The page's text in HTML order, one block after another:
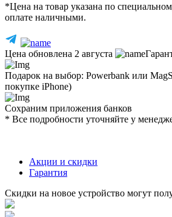
*Цена на товар указана по
оплате наличными.
Цена обновлена 2 августа
Подарок на выбор: Powerbank или
покупке iPhone)
Сохраним приложения банков
* Все подробности уточняйте у
Акции и скидки
Гарантия
Скидки на новое устройство могут